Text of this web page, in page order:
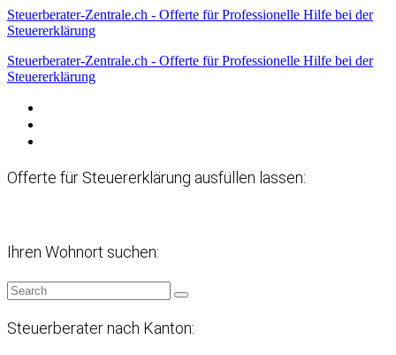
Steuerberater-Zentrale.ch - Offerte für Professionelle Hilfe bei der
Steuererklärung
Steuerberater-Zentrale.ch - Offerte für Professionelle Hilfe bei der
Steuererklärung
Offerte für Steuererklärung ausfüllen lassen:
Ihren Wohnort suchen:
Steuerberater nach Kanton: